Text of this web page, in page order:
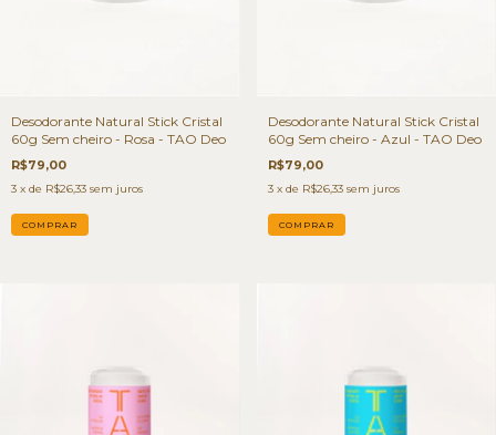
Desodorante Natural Stick Cristal
60g Sem cheiro - Rosa - TAO Deo
R$79,00
3 x de R$26,33 sem juros
Desodorante Natural Stick Cristal
60g Sem cheiro - Azul - TAO Deo
R$79,00
3 x de R$26,33 sem juros